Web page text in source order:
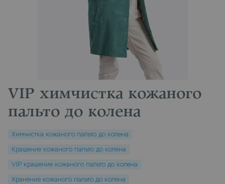
VIP химчистка кожаного
пальто до колена
Химчистка кожаного пальто до колена
Крашение кожаного пальто до колена
VIP крашение кожаного пальто до колена
Хранение кожаного пальто до колена